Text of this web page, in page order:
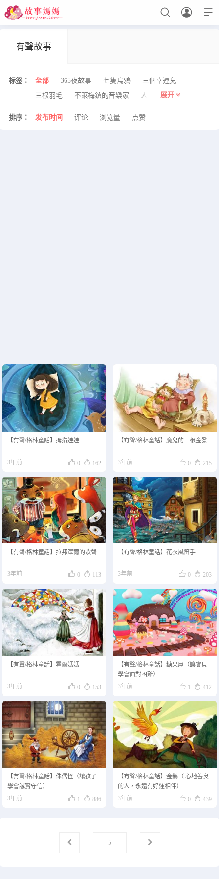



有聲故事
标签： 全部 365夜故事 七隻烏鴉
三個幸運兒
三根羽毛
不萊梅鎮的音樂家 人魚 侏儒
展开
排序： 发布时间 评论 浏览量 点赞
正在为您加载新内容
【有聲/格林童話】拇指娃娃
3年前  0  162
【有聲/格林童話】魔鬼的三根金發
3年前  0  215
【有聲/格林童話】拉邦澤爾的歌聲
3年前  0  113
【有聲/格林童話】花衣風笛手
3年前  0  203
【有聲/格林童話】霍爾媽媽
3年前  0  153
【有聲/格林童話】糖果屋（讓寶貝
學會面對困難）
3年前
 1  412
【有聲/格林童話】侏儒怪（讓孩子
學會誠實守信）
3年前
 1  886
【有聲/格林童話】金鵝（ 心地善良
的人，永遠有好運相伴）
3年前
 0  439
第
5页